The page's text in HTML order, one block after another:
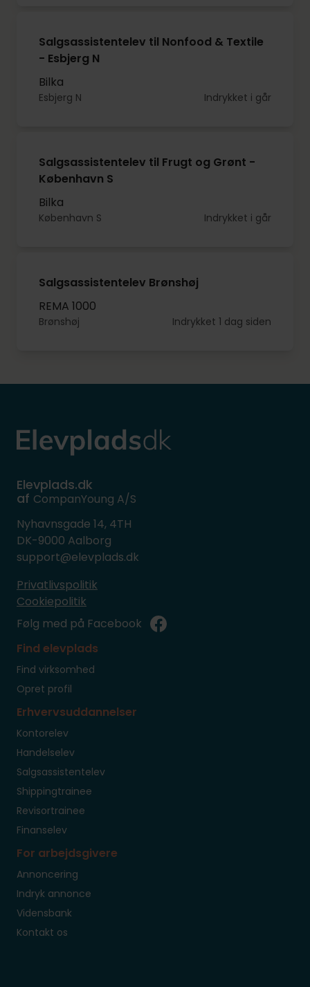
Salgsassistentelev til Nonfood & Textile
- Esbjerg N
Bilka
Esbjerg N Indrykket i går
Salgsassistentelev til Frugt og Grønt -
København S
Bilka
København S Indrykket i går
Salgsassistentelev Brønshøj
REMA 1000
Brønshøj Indrykket 1 dag siden
Elevplads.dk
af CompanYoung A/S
Nyhavnsgade 14, 4TH
DK-9000 Aalborg
support@elevplads.dk
Privatlivspolitik
Cookiepolitik
Følg med på Facebook
Find elevplads
Find virksomhed
Opret profil
Erhvervsuddannelser
Kontorelev
Handelselev
Salgsassistentelev
Shippingtrainee
Revisortrainee
Finanselev
For arbejdsgivere
Annoncering
Indryk annonce
Vidensbank
Kontakt os